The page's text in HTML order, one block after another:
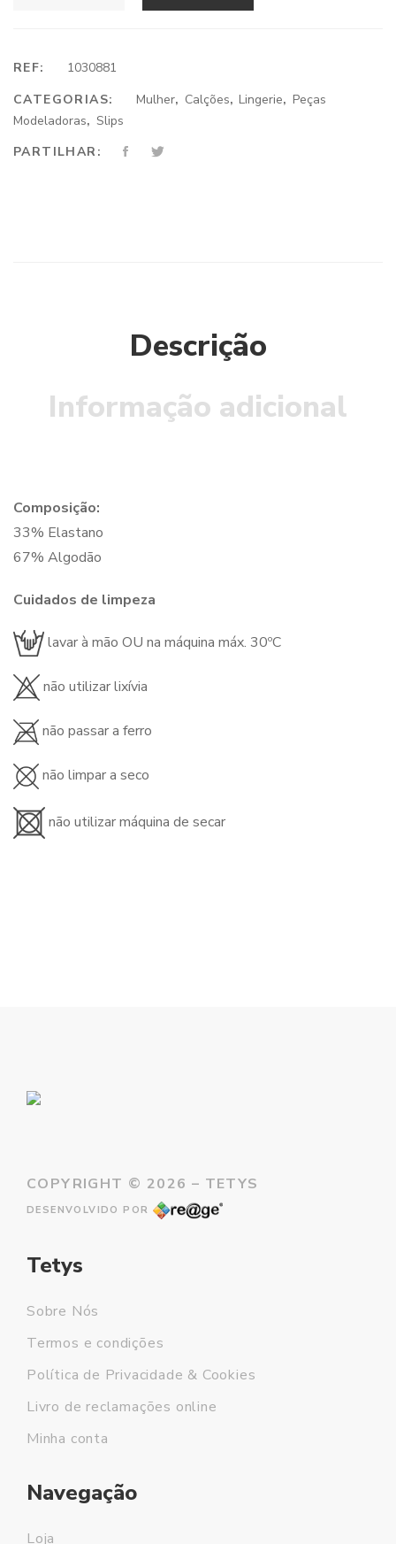
REF:
1030881
CATEGORIAS:
Mulher, Calções,Lingerie,Peças
Modeladoras, Slips
PARTILHAR:
Descrição
Informação adicional
Composição:
33% Elastano
67% Algodão
Cuidados de limpeza
lavar à mão OU na máquina máx. 30ºC
não utilizar lixívia
não passar a ferro
não limpar a seco
não utilizar máquina de secar
COPYRIGHT © 2026 – TETYS
DESENVOLVIDO POR
Tetys
Sobre Nós
Termos e condições
Política de Privacidade & Cookies
Livro de reclamações online
Minha conta
Navegação
Loja